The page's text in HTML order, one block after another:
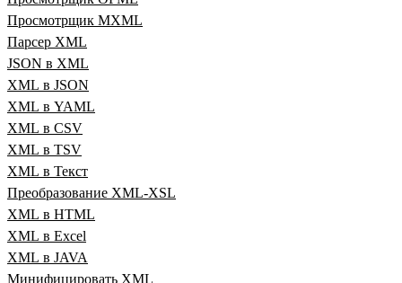
Просмотрщик MXML
Парсер XML
JSON в XML
XML в JSON
XML в YAML
XML в CSV
XML в TSV
XML в Текст
Преобразование XML‑XSL
XML в HTML
XML в Excel
XML в JAVA
Минифицировать XML